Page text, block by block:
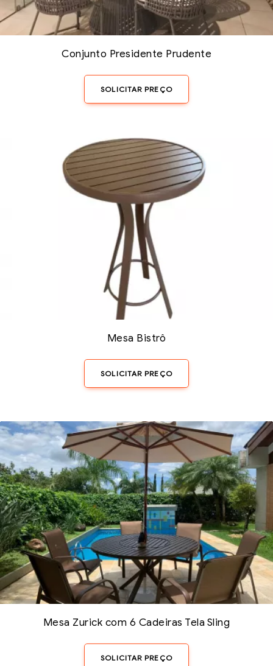
Conjunto Presidente Prudente
SOLICITAR PREÇO
Mesa Bistrô
SOLICITAR PREÇO
Mesa Zurick com 6 Cadeiras Tela Sling
SOLICITAR PREÇO